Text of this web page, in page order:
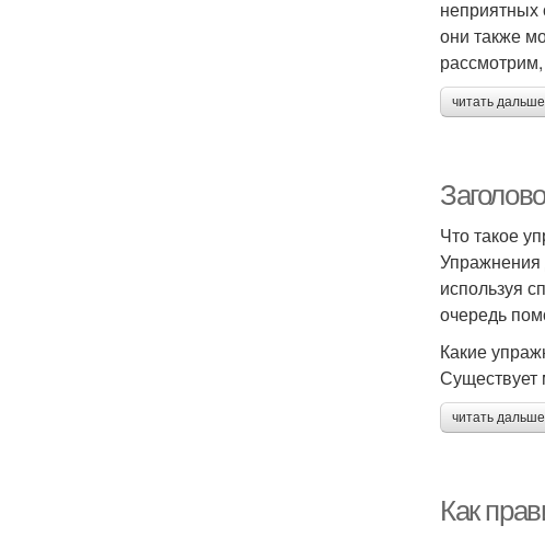
неприятных
они также
читать
Что такое
Упражнения
используя
очередь
Какие
Существует
читать
Как